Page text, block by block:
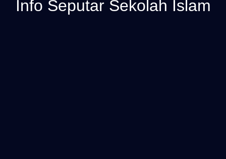
Info Seputar Sekolah Islam